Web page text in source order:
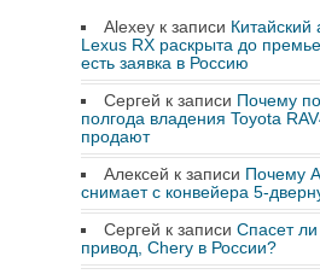
Alexey к записи Китайский
Lexus RX раскрыта до
есть заявка в Россию
Сергей к записи Почему
полгода владения Toyota
продают
Алексей к записи Почему
снимает с конвейера 5-
Сергей к записи Спасет
привод, Chery в России?